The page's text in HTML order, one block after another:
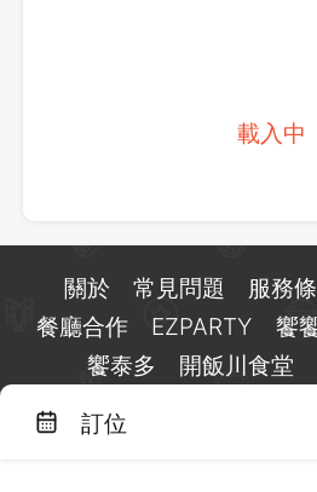
載入中
訂位
關於 常見問題 服務
餐廳合作
EZPARTY 饗
饗泰多
開飯川食堂